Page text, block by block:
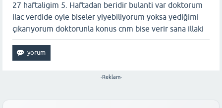
27 haftaligim 5. Haftadan beridir bulanti var doktorum
ilac verdide oyle biseler yiyebiliyorum yoksa yediğimi
çıkarıyorum doktorunla konus cnm bise verir sana illaki
-Reklam-